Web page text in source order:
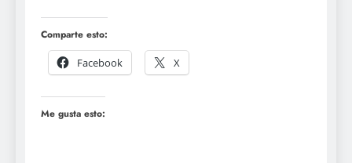
Comparte esto:
Facebook
X
Me gusta esto: